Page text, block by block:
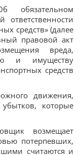
обязательном
ответственности
средств» (далее
правовой акт
вреда,
и имуществу
средств
движения,
которые
возмещает
потерпевших,
считаются и